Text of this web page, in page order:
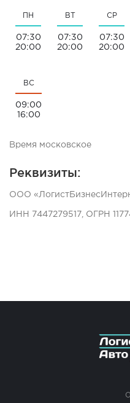
ПН
07:30
20:00
ВТ
07:30
20:00
СР
07:30
20:00
ВС
09:00
16:00
Время московское
Реквизиты:
ООО
ИНН 7447279517, ОГРН